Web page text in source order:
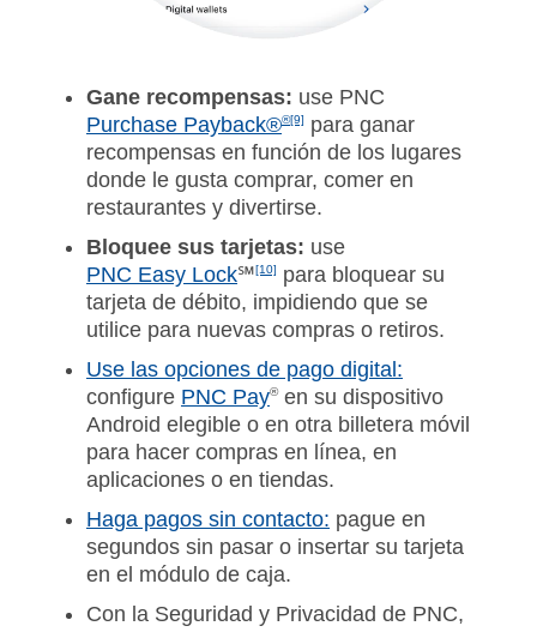
Gane recompensas: use PNC
Purchase Payback®®[9]
para ganar
recompensas en función de los lugares
donde le gusta comprar, comer en
restaurantes y divertirse.
Bloquee sus tarjetas: use
PNC Easy Lock℠[10]
para bloquear su
tarjeta de débito, impidiendo que se
utilice para nuevas compras o retiros.
Use las opciones de pago digital:
configure PNC Pay®en su dispositivo
Android elegible o en otra billetera móvil
para hacer compras en línea, en
aplicaciones o en tiendas.
Haga pagos sin contacto: pague en
segundos sin pasar o insertar su tarjeta
en el módulo de caja.
Con la Seguridad y Privacidad de PNC,